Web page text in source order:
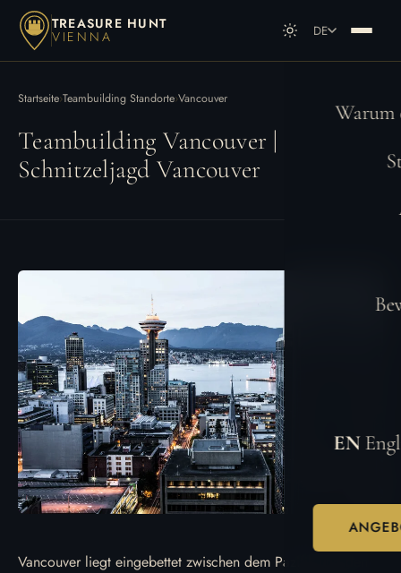
TREASURE HUNT
VIENNA DE
DE Deutsch
EN
Startseite›Teambuilding Standorte›Vancouver
Teambuilding Vancouver |
Schnitzeljagd Vancouver
Vancouver liegt eingebettet zwischen dem Pazifik und den